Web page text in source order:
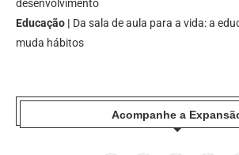
desenvolvimento
Educação | Da sala de aula para a vida: a
muda hábitos
Acompanhe a